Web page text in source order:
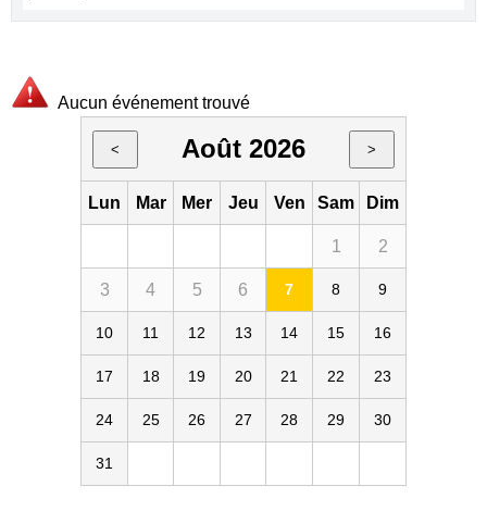
Aucun événement trouvé
< Août 2026 >
Lun Mar Mer Jeu Ven Sam Dim
1 2
3 4 5 6 7 8 9
10 11 12 13 14 15 16
17 18 19 20 21 22 23
24 25 26 27 28 29 30
31